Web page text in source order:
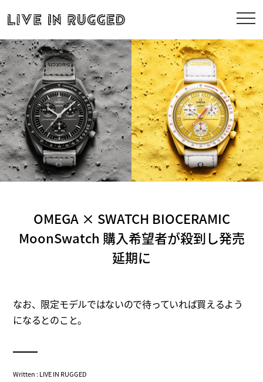
OMEGA × SWATCH BIOCERAMIC
MoonSwatch 購入希望者が殺到し発売
延期に
なお、限定モデルではないので待っていれば買えるよう
になるとのこと。
Written : LIVE IN RUGGED